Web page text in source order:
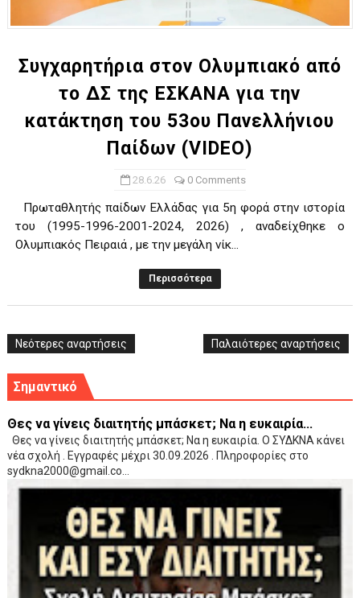
ΧΡΟΝΙΑ ΠΟΛΛΑ ΣΤΟ ΕΛΛΗΝΙΚΟ ΜΠΑΣΚΕΤ : 39Η ΕΠΕΤΕΙΟΣ ΑΠΟ
Ο δρόμος για τον 29ο τελικό κυπέλλου ανδρών ΕΣΚΑΝΑ
U21: Τεράστια πρόκριση για τον Πανελευσινιακό στον
Γ΄ανδρών play offs : "Σκληρό" καρύδι η Φιλία Περάματος
Συγχαρητήρια στον Ολυμπιακό από
το ΔΣ της ΕΣΚΑΝΑ για την
κατάκτηση του 53ου Πανελλήνιου
Παίδων (VIDEO)
28.6.26 0 Comments
Πρωταθλητής παίδων Ελλάδας για 5η φορά στην ιστορία
του (1995-1996-2001-2024, 2026) , αναδείχθηκε ο
Ολυμπιακός Πειραιά , με την μεγάλη νίκ...
Περισσότερα
Νεότερες αναρτήσεις Παλαιότερες αναρτήσεις
Σημαντικό
Θες να γίνεις διαιτητής μπάσκετ; Να η ευκαιρία...
Θες να γίνεις διαιτητής μπάσκετ; Να η ευκαιρία. Ο ΣΥΔΚΝΑ κάνει
νέα σχολή . Εγγραφές μέχρι 30.09.2026 . Πληροφορίες στο
sydkna2000@gmail.co...